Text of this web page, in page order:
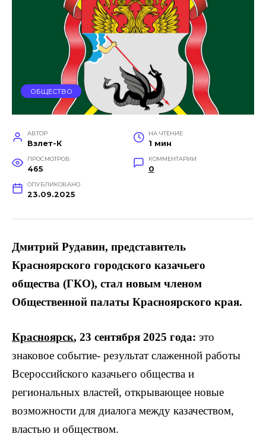
ОБЩЕСТВО
АВТОР
Взлет-К
НА ЧТЕНИЕ
1 мин
ПРОСМОТРОВ
465
КОММЕНТАРИИ
0
ОПУБЛИКОВАНО
23.09.2025
Дмитрий Рудавин, представитель
Красноярского городского казачьего
общества (ГКО), стал новым членом
Общественной палаты Красноярского края.
Красноярск, 23 сентября 2025 года: это
знаковое событие- результат слаженной работы
Всероссийского казачьего общества и
региональных властей, открывающее новые
возможности для диалога между казачеством,
властью и обществом.